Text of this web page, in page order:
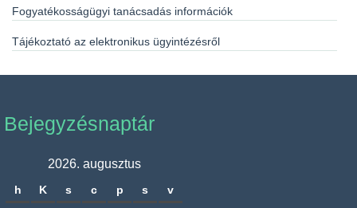
Fogyatékosságügyi tanácsadás információk
Tájékoztató az elektronikus ügyintézésről
Bejegyzésnaptár
2026. augusztus
h K s c p s v